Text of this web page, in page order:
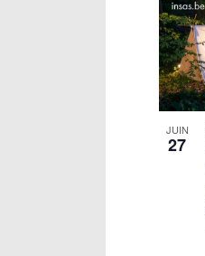
JUIN
27